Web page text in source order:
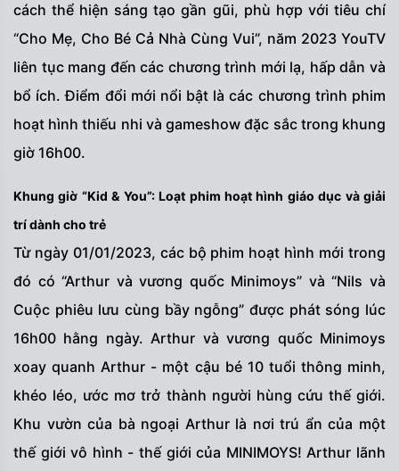
cách thể hiện sáng tạo gần gũi, phù hợp với tiêu chí
“Cho Mẹ, Cho Bé Cả Nhà Cùng Vui”, năm 2023 YouTV
liên tục mang đến các chương trình mới lạ, hấp dẫn và
bổ ích. Điểm đổi mới nổi bật là các chương trình phim
hoạt hình thiếu nhi và gameshow đặc sắc trong khung
giờ 16h00.
Khung giờ “Kid & You”: Loạt phim hoạt hình giáo dục và giải
trí dành cho trẻ
Từ ngày 01/01/2023, các bộ phim hoạt hình mới trong
đó có “Arthur và vương quốc Minimoys” và “Nils và
Cuộc phiêu lưu cùng bầy ngỗng” được phát sóng lúc
16h00 hằng ngày. Arthur và vương quốc Minimoys
xoay quanh Arthur - một cậu bé 10 tuổi thông minh,
khéo léo, ước mơ trở thành người hùng cứu thế giới.
Khu vườn của bà ngoại Arthur là nơi trú ẩn của một
thế giới vô hình - thế giới của MINIMOYS! Arthur lãnh